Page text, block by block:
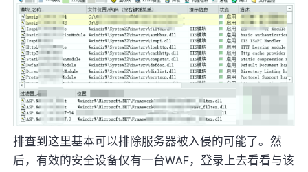
排查到这里基本可以排除服务器被入侵的可能了。然
后，有效的安全设备仅有一台WAF，登录上去看看与该